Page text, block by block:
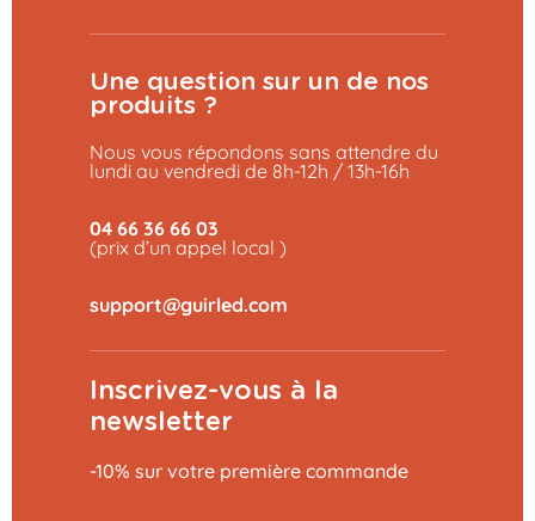
Une question sur un de nos
produits ?
Nous vous répondons sans attendre du
lundi au vendredi de 8h-12h / 13h-16h
04 66 36 66 03
(prix d’un appel local )
Inscrivez-vous à la
newsletter
-10% sur votre première commande